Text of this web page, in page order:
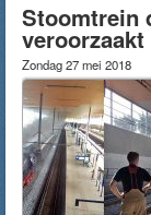
Stoomtrein
Zondag 27 mei 2018